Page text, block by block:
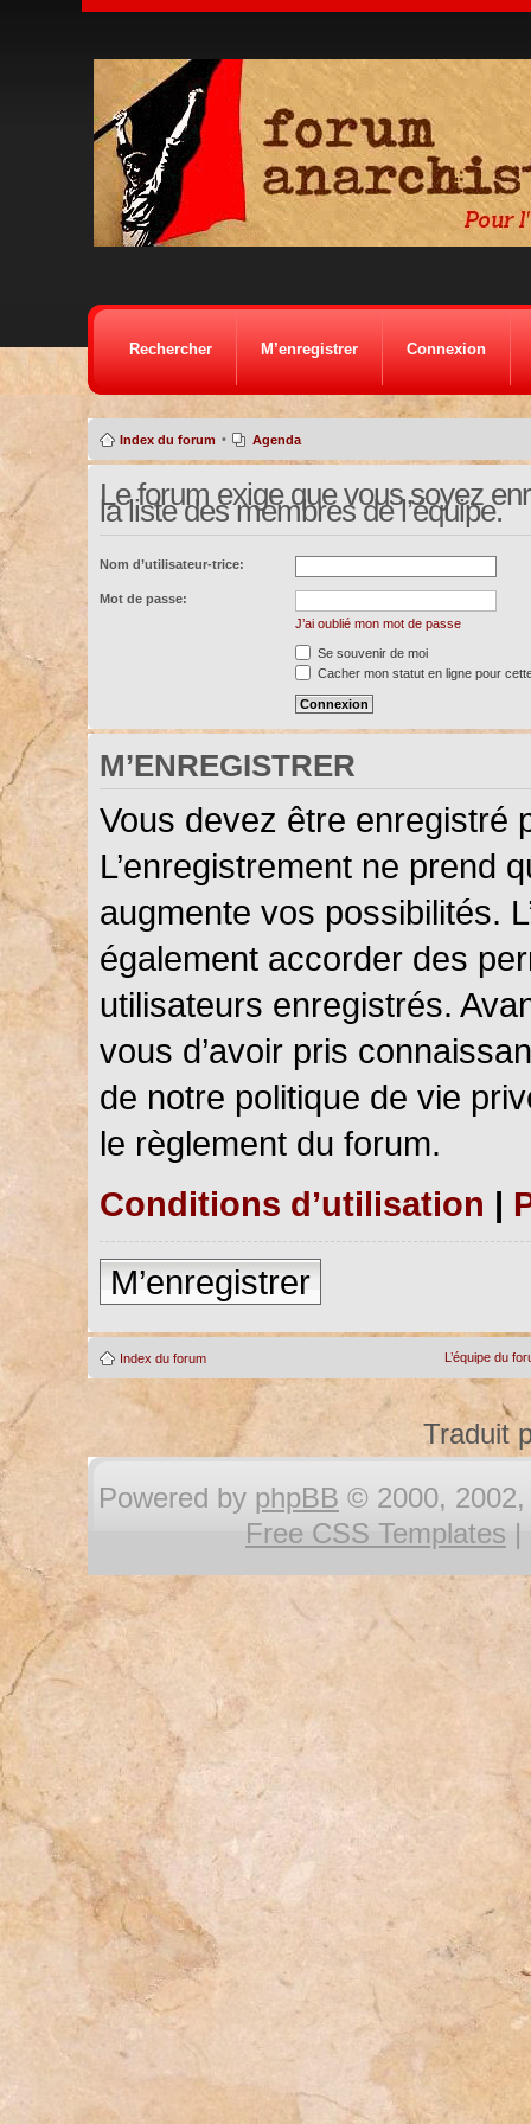
Rechercher M’enregistrer Connexion
Index du forum • Agenda
Le forum exige que vous soyez
la liste des membres de l’équipe.
Nom d’utilisateur-trice:
Mot de passe:
J’ai oublié mon mot de passe
Se souvenir de moi
Cacher mon statut en ligne pour
M’ENREGISTRER
Vous devez être enregistré
L’enregistrement ne prend
augmente vos possibilités.
également accorder des
utilisateurs enregistrés.
vous d’avoir pris
de notre politique de vie
le règlement du forum.
Conditions d’utilisation |
M’enregistrer
Index du forum L’équipe du
Traduit
Powered by phpBB © 2000, 2002,
Free CSS Templates |